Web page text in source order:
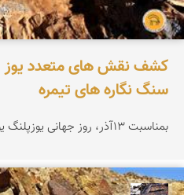
کشف نقش های متعدد یوز
سنگ نگاره های تیمره
بمناسبت 13آذر، روز جهانی یوزپلنگ یوز پلنگ اهلی ایرانی